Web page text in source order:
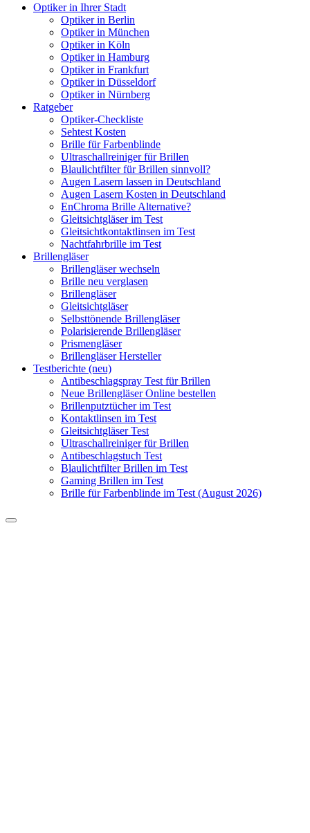
Optiker in Ihrer Stadt
Optiker in Berlin
Optiker in München
Optiker in Köln
Optiker in Hamburg
Optiker in Frankfurt
Optiker in Düsseldorf
Optiker in Nürnberg
Ratgeber
Optiker-Checkliste
Sehtest Kosten
Brille für Farbenblinde
Ultraschallreiniger für Brillen
Blaulichtfilter für Brillen sinnvoll?
Augen Lasern lassen in Deutschland
Augen Lasern Kosten in Deutschland
EnChroma Brille Alternative?
Gleitsichtgläser im Test
Gleitsichtkontaktlinsen im Test
Nachtfahrbrille im Test
Brillengläser
Brillengläser wechseln
Brille neu verglasen
Brillengläser
Gleitsichtgläser
Selbsttönende Brillengläser
Polarisierende Brillengläser
Prismengläser
Brillengläser Hersteller
Testberichte (neu)
Antibeschlagspray Test für Brillen
Neue Brillengläser Online bestellen
Brillenputztücher im Test
Kontaktlinsen im Test
Gleitsichtgläser Test
Ultraschallreiniger für Brillen
Antibeschlagstuch Test
Blaulichtfilter Brillen im Test
Gaming Brillen im Test
Brille für Farbenblinde im Test (August 2026)